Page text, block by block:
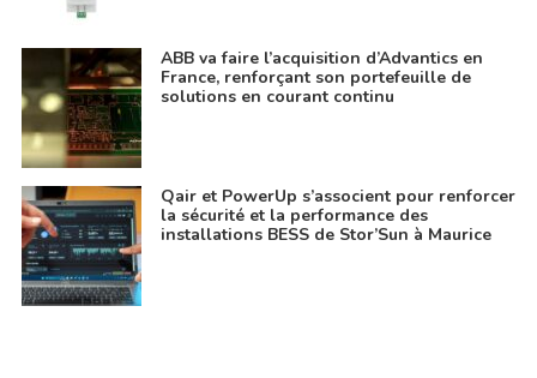
ABB va faire l’acquisition d’Advantics en
France, renforçant son portefeuille de
solutions en courant continu
Qair et PowerUp s’associent pour renforcer
la sécurité et la performance des
installations BESS de Stor’Sun à Maurice